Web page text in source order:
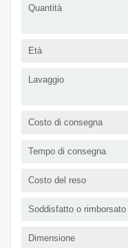
Quantità
Età
Lavaggio
Costo di consegna
Tempo di consegna
Costo del reso
Soddisfatto o rimborsato
Dimensione